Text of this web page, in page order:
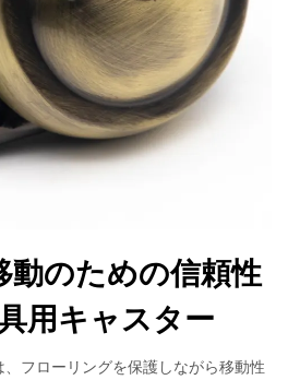
動のための信頼性
用キャスター
フローリングを保護しながら移動性